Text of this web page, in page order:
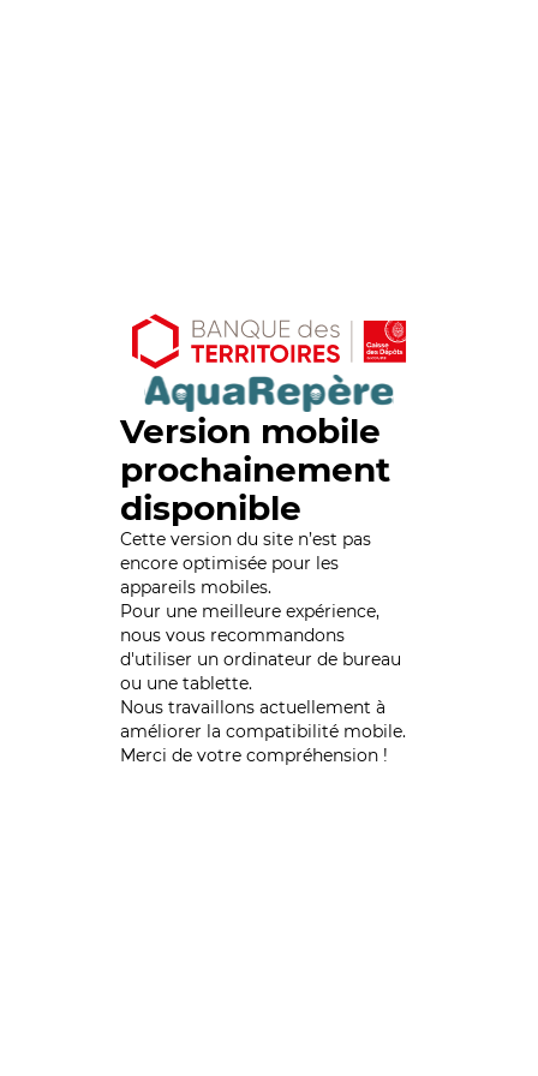
Version mobile
prochainement
disponible
Cette version du site n’est pas
encore optimisée pour les
appareils mobiles.
Pour une meilleure expérience,
nous vous recommandons
d'utiliser un ordinateur de bureau
ou une tablette.
Nous travaillons actuellement à
améliorer la compatibilité mobile.
Merci de votre compréhension !